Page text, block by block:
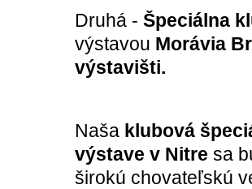
Druhá - Špeciálna
výstavou Morávia
výstavišti.
Naša klubová
výstave v Nitre sa
širokú chovateľskú